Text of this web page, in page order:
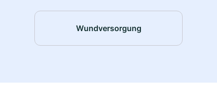
Wundversorgung